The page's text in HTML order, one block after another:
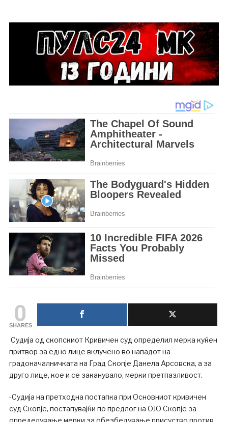
0
SHARES
Судија од скопскиот Кривичен суд определил мерка куќен
притвор за едно лице вклучено во нападот на
градоначалничката на Град Скопје Данела Арсовска, а за
друго лице, кое и се заканувало, мерки претпазливост.
-Судија на претходна постапка при Основниот кривичен
суд Скопје, постапувајќи по предлог на ОЈО Скопје за
определување мерки за обезбедување присуство против